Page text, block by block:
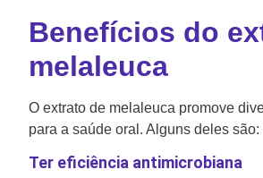
Benefícios do
melaleuca
O extrato de melaleuca promove
para a saúde oral. Alguns deles são:
Ter eficiência antimicrobiana